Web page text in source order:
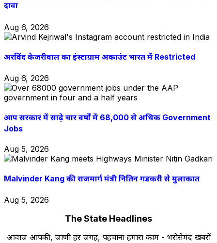
दावा
Aug 6, 2026
अरविंद केजरीवाल का इंस्टाग्राम अकाउंट भारत में Restricted
Aug 6, 2026
आप सरकार में साढ़े चार वर्षों में 68,000 से अधिक Government
Jobs
Aug 5, 2026
Malvinder Kang की राजमार्ग मंत्री नितिन गडकरी से मुलाकात
Aug 5, 2026
The State Headlines
आवाज आपकी, जाणी हर जगह, पहचाना हमारा काम - भरोसेमंद खबरों